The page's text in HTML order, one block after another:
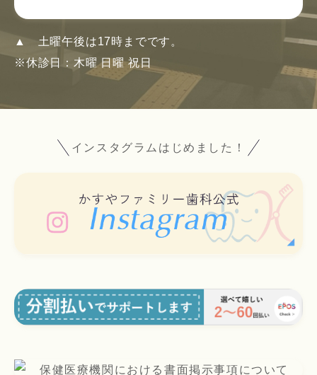
▲
土曜午後は17時までです。
※休診日：木曜 日曜 祝日
インスタグラム はじめました！